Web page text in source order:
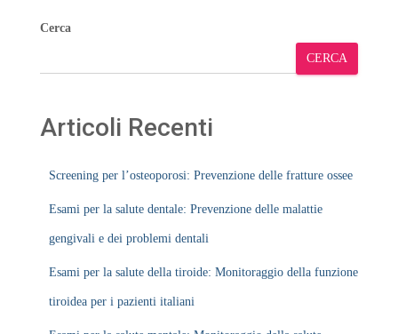
Cerca
CERCA
Articoli Recenti
Screening per l’osteoporosi: Prevenzione delle fratture ossee
Esami per la salute dentale: Prevenzione delle malattie
gengivali e dei problemi dentali
Esami per la salute della tiroide: Monitoraggio della funzione
tiroidea per i pazienti italiani